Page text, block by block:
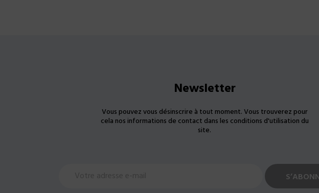
Newsletter
Vous pouvez vous désinscrire à tout moment. Vous trouverez pour
cela nos informations de contact dans les conditions d'utilisation du
site.